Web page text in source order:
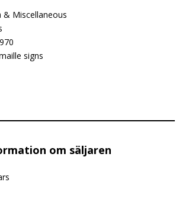
& Miscellaneous
signs
om säljaren